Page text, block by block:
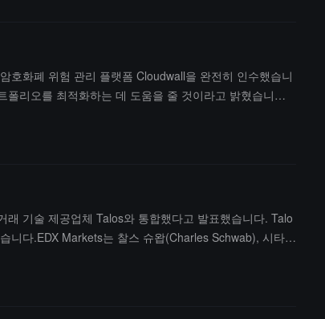
호화폐 위험 관리 플랫폼 Cloudwall을 완전히 인수했습니
리오를 최적화하는 데 도움을 줄 것이라고 밝혔습니다.
기술 제공업체 Talos와 통합했다고 발표했습니다. Talo
니다.EDX Markets는 찰스 슈왑(Charles Schwab), 시타델